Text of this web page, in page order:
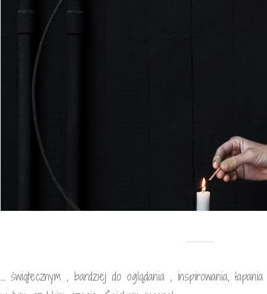
… świątecznym , bardziej do oglądania , inspirowania,